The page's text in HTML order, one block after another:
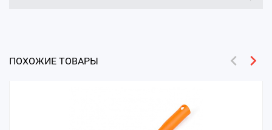
ПОХОЖИЕ ТОВАРЫ